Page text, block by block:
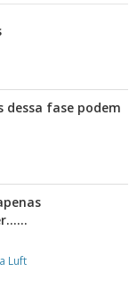
dessa fase podem
Luft